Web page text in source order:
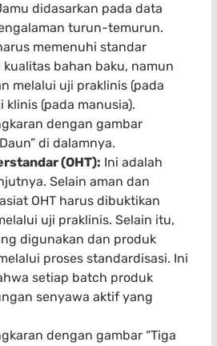
didasarkan pada data
turun-temurun.
memenuhi standar
kualitas bahan baku, namun
melalui uji praklinis (pada
klinis (pada manusia).
dengan gambar
di dalamnya.
(OHT): Ini adalah
Selain aman dan
OHT harus dibuktikan
uji praklinis. Selain itu,
digunakan dan produk
proses standardisasi. Ini
setiap batch produk
senyawa aktif yang
dengan gambar “Tiga